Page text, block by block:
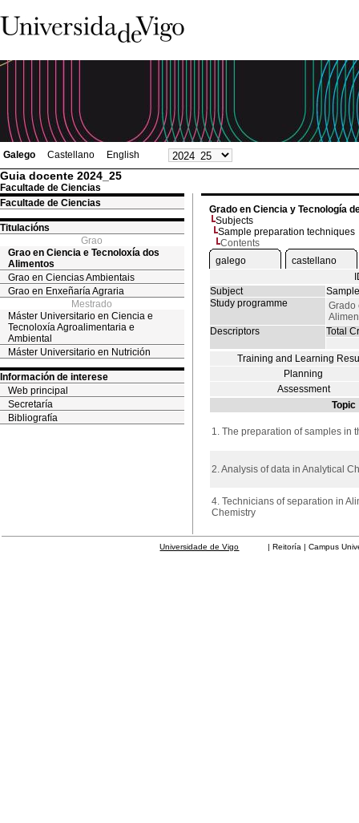
Galego Castellano English
Guia docente 2024_25
Facultade de Ciencias
Facultade de Ciencias
Titulacións
Grao
Grao en Ciencia e Tecnoloxía dos
Alimentos
Grao en Ciencias Ambientais
Grao en Enxeñaría Agraria
Mestrado
Máster Universitario en Ciencia e
Tecnoloxía Agroalimentaria e
Ambiental
Máster Universitario en Nutrición
Información de interese
Web principal
Secretaría
Bibliografía
Grado en Ciencia y Tecnología
Subjects
Sample preparation techniques
Contents
galego
castellano
Subject
Study programme
Grado
Descriptors
Total
Training and Learning
Planning
Assessment
Topic
1. The preparation of samples in
2. Analysis of data in Analytical
4. Technicians of separation in
Chemistry
Universidade de Vigo | Reitoría | Campus